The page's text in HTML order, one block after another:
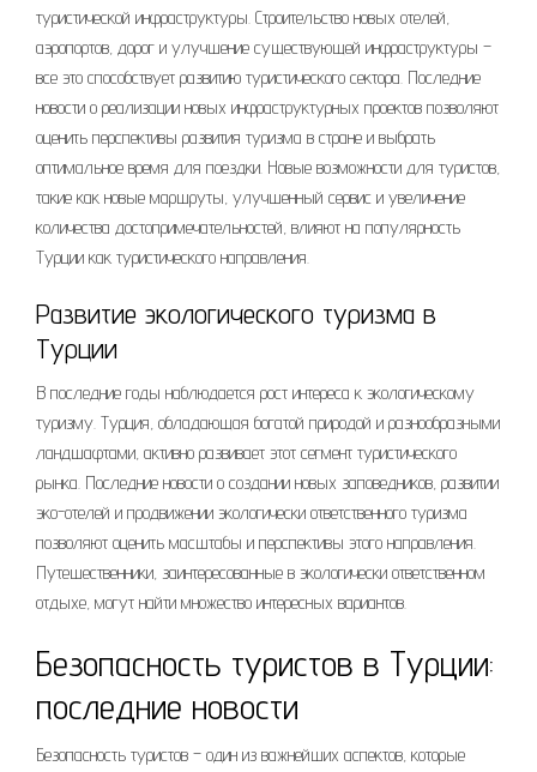
туристической инфраструктуры. Строительство новых отелей,
аэропортов, дорог и улучшение существующей инфраструктуры –
все это способствует развитию туристического сектора. Последние
новости о реализации новых инфраструктурных проектов позволяют
оценить перспективы развития туризма в стране и выбрать
оптимальное время для поездки. Новые возможности для туристов,
такие как новые маршруты, улучшенный сервис и увеличение
количества достопримечательностей, влияют на популярность
Турции как туристического направления.
Развитие экологического туризма в
Турции
В последние годы наблюдается рост интереса к экологическому
туризму. Турция, обладающая богатой природой и разнообразными
ландшафтами, активно развивает этот сегмент туристического
рынка. Последние новости о создании новых заповедников, развитии
эко-отелей и продвижении экологически ответственного туризма
позволяют оценить масштабы и перспективы этого направления.
Путешественники, заинтересованные в экологически ответственном
отдыхе, могут найти множество интересных вариантов.
Безопасность туристов в Турции:
последние новости
Безопасность туристов – один из важнейших аспектов, которые